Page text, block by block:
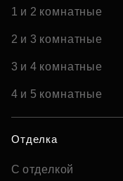
1 и 2 комнатные
2 и 3 комнатные
3 и 4 комнатные
4 и 5 комнатные
Отделка
С отделкой